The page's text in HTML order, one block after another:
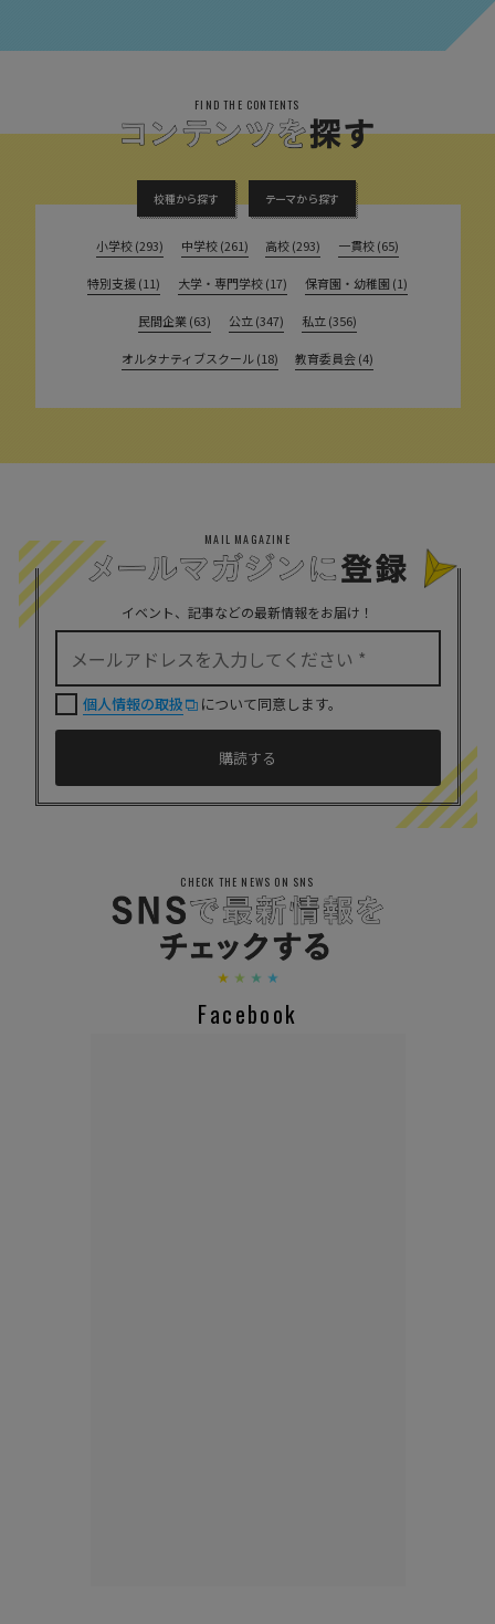
FIND THE CONTENTS
校種から探す テーマから探す
小学校 (293) 中学校 (261) 高校 (293) 一貫校 (65)
特別支援 (11) 大学・専門学校 (17) 保育園・幼稚園 (1)
民間企業 (63) 公立 (347) 私立 (356)
オルタナティブスクール (18) 教育委員会 (4)
MAIL MAGAZINE
イベント、記事などの最新情報をお届け！
個人情報の取扱 について同意します。
CHECK THE NEWS ON SNS
Facebook